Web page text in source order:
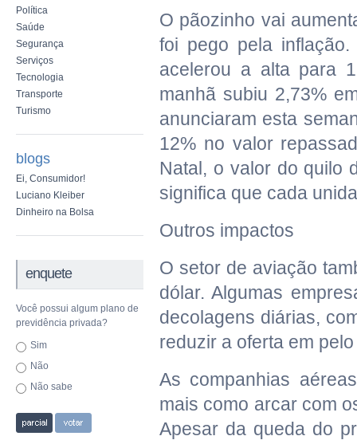
Política
Saúde
Segurança
Serviços
Tecnologia
Transporte
Turismo
blogs
Ei, Consumidor!
Luciano Kleiber
Dinheiro na Bolsa
enquete
Você possui algum plano de
previdência privada?
Sim
Não
Não sabe
O pãozinho vai
foi pego pela
acelerou a alta para
manhã subiu 2,73%
anunciaram esta
12% no valor
Natal, o valor do quilo
significa que cada
Outros impactos
O setor de aviação
dólar. Algumas
decolagens diárias,
reduzir a oferta em
As companhias
mais como arcar com
Apesar da queda do